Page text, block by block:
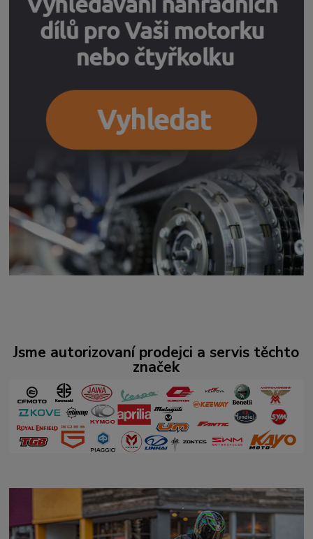
Jsme autorizovaní prodejci a servis těchto
značek